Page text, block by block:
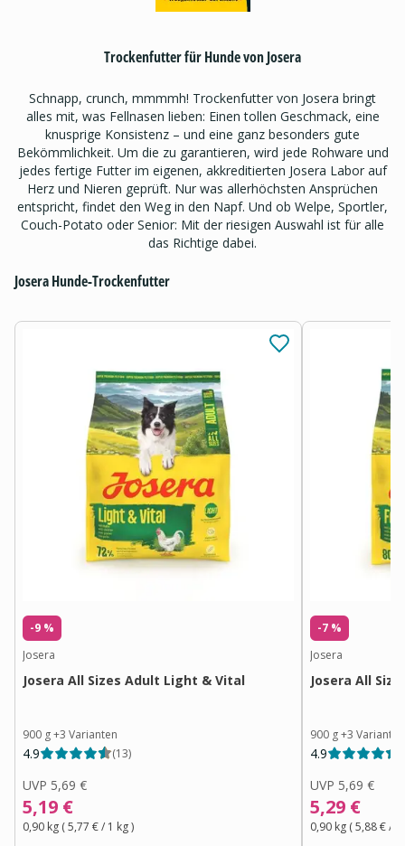
Trockenfutter für Hunde von Josera
Schnapp, crunch, mmmmh! Trockenfutter von Josera bringt
alles mit, was Fellnasen lieben: Einen tollen Geschmack, eine
knusprige Konsistenz – und eine ganz besonders gute
Bekömmlichkeit. Um die zu garantieren, wird jede Rohware und
jedes fertige Futter im eigenen, akkreditierten Josera Labor auf
Herz und Nieren geprüft. Nur was allerhöchsten Ansprüchen
entspricht, findet den Weg in den Napf. Und ob Welpe, Sportler,
Couch-Potato oder Senior: Mit der riesigen Auswahl ist für alle
das Richtige dabei.
Josera Hunde-Trockenfutter
-9 %
Josera
Josera All Sizes Adult Light & Vital
900 g+3 Varianten
4.9 (13)
UVP 5,69 €
5,19 €
0,90 kg (5,77 €/ 1 kg)
-7 %
Josera
Josera All
900 g+3 Varianten
4.9
UVP 5,69 €
5,29 €
0,90 kg (5,88 €/ 1